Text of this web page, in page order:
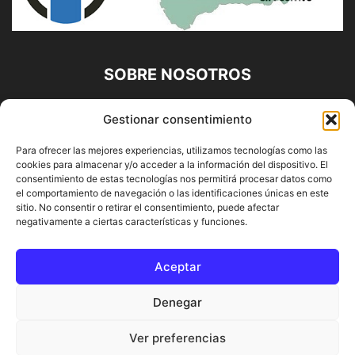
Gestionar consentimiento
Para ofrecer las mejores experiencias, utilizamos tecnologías como las
cookies para almacenar y/o acceder a la información del dispositivo. El
consentimiento de estas tecnologías nos permitirá procesar datos como
el comportamiento de navegación o las identificaciones únicas en este
sitio. No consentir o retirar el consentimiento, puede afectar
negativamente a ciertas características y funciones.
Aceptar
Denegar
Ver preferencias
SOBRE NOSOTROS
Diario Alhaurín (www.alhaurindelatorre.com) Propiedad de
Francisco E. López López | 639 95 71 95 | Noticias de
Alhaurín de la Torre, Málaga y Provincia|
Contáctanos:info@alhaurindelatorre.com
SÍGUENOS
© DIARIO ALHAURÍN | Diseñado por INFORMÁTICA ALHAURÍN